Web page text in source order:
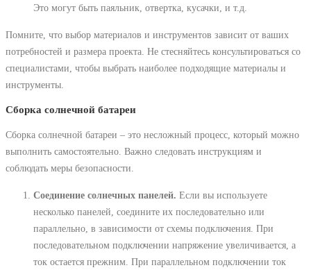
Это могут быть паяльник, отвертка, кусачки, и т.д.
Помните, что выбор материалов и инструментов зависит от ваших
потребностей и размера проекта. Не стесняйтесь консультироваться со
специалистами, чтобы выбрать наиболее подходящие материалы и
инструменты.
Сборка солнечной батареи
Сборка солнечной батареи – это несложный процесс, который можно
выполнить самостоятельно. Важно следовать инструкциям и
соблюдать меры безопасности.
Соединение солнечных панелей. Если вы используете
несколько панелей, соедините их последовательно или
параллельно, в зависимости от схемы подключения. При
последовательном подключении напряжение увеличивается, а
ток остается прежним. При параллельном подключении ток